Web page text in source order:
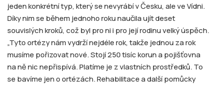
jeden konkrétní typ, který se nevyrábí v Česku, ale ve Vídni.
Díky nim se během jednoho roku naučila ujít deset
souvislých kroků, což byl pro ni i pro její rodinu velký úspěch.
„Tyto ortézy nám vydrží nejdéle rok, takže jednou za rok
musíme pořizovat nové. Stojí 250 tisíc korun a pojišťovna
na ně nic nepřispívá. Platíme je z vlastních prostředků. To
se bavíme jen o ortézách. Rehabilitace a další pomůcky